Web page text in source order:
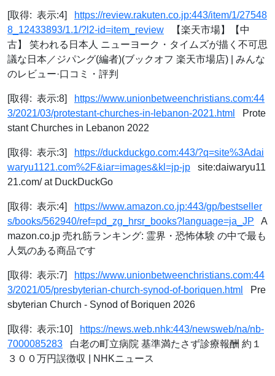
[取得: 表示:4]
https://review.rakuten.co.jp:443/item/1/27548
8_12433893/1.1/?l2-id=item_review 【楽天市場】【中
古】 笑われる日本人 ニューヨーク・タイムズが描く不可思
議な日本／ジパング(編者)(ブックオフ 楽天市場店) | みんな
のレビュー·口コミ・評判
[取得: 表示:8]
https://www.unionbetweenchristians.com:44
3/2021/03/protestant-churches-in-lebanon-2021.html
Prote
stant Churches in Lebanon 2022
[取得: 表示:3]
https://duckduckgo.com:443/?q=site%3Adai
waryu1121.com%2F&iar=images&kl=jp-jp site:daiwaryu11
21.com/ at DuckDuckGo
[取得: 表示:4]
https://www.amazon.co.jp:443/gp/bestseller
s/books/562940/ref=pd_zg_hrsr_books?language=ja_JP A
mazon.co.jp 売れ筋ランキング: 霊界・恐怖体験 の中で最も
人気のある商品です
[取得: 表示:7]
https://www.unionbetweenchristians.com:44
3/2021/05/presbyterian-church-synod-of-boriquen.html
Pre
sbyterian Church - Synod of Boriquen 2026
[取得: 表示:10]
https://news.web.nhk:443/newsweb/na/nb-
7000085283 白老の町立病院 基準満たさず診療報酬 約１
３００万円誤徴収 | NHKニュース